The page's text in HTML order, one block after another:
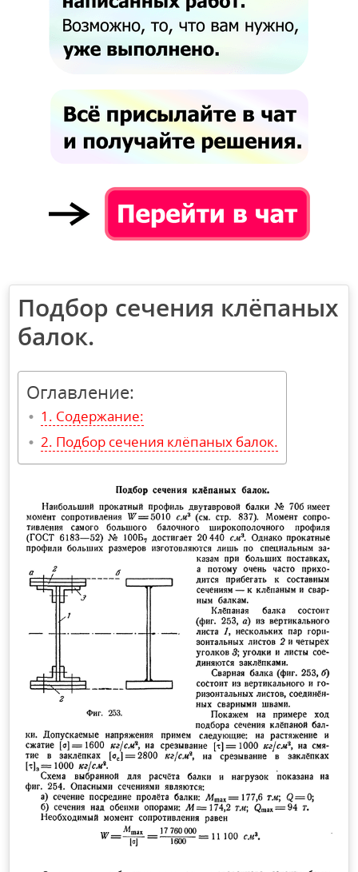
Подбор сечения клёпаных
балок.
Оглавление:
Содержание:
Подбор сечения клёпаных балок.